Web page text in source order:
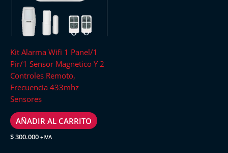
Kit Alarma Wifi 1 Panel/1
Pir/1 Sensor Magnetico Y 2
Controles Remoto,
Frecuencia 433mhz
Sensores
AÑADIR AL CARRITO
$300.000 +IVA